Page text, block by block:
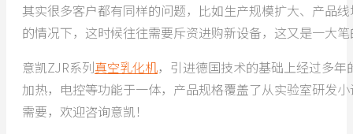
其实很多客户都有同样的问题，比如生产规模扩大、产品
的情况下，这时候往往需要斥资进购新设备，这又是一大
意凯ZJR系列真空乳化机，引进德国技术的基础上经过多
加热，电控等功能于一体，产品规格覆盖了从实验室研发
需要，欢迎咨询意凯！